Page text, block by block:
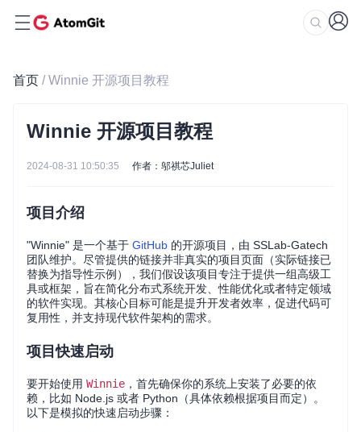
首页 / Winnie 开源项目教程
Winnie 开源项目教程
2024-08-31 10:50:35 作者：邬祺芯Juliet
项目介绍
"Winnie" 是一个基于 GitHub 的开源项目，由 SSLab-Gatech
团队维护。尽管提供的链接并非真实的项目页面（实际链接已
替换为指导性示例），我们假设该项目专注于提供一组高级工
具或框架，旨在简化分布式系统开发、性能优化或者特定领域
的软件实现。其核心目标可能是提升开发者效率，促进代码可
复用性，并支持现代软件架构的需求。
项目快速启动
要开始使用 Winnie ，首先确保你的系统上安装了必要的依
赖，比如 Node.js 或者 Python（具体依赖根据项目而定）。
以下是模拟的快速启动步骤：